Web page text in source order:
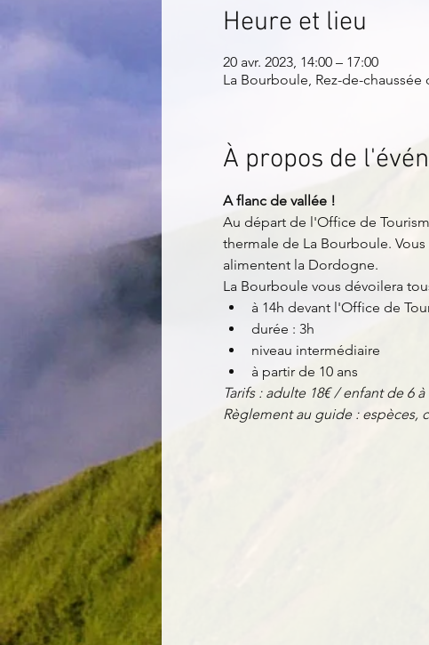
Heure et lieu
20 avr. 2023, 14:00 – 17:00
La Bourboule, Rez-de-
À propos de
A flanc de vallée !
Au départ de l'Office de
thermale de La Bourboule.
alimentent la Dordogne.
La Bourboule vous dévoilera
à 14h devant l'Office de
durée : 3h
niveau intermédiaire
à partir de 10 ans
Tarifs : adulte 18€ / enfant de 6 à
Règlement au guide : espèces,